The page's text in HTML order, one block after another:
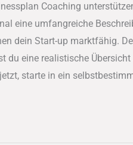
Coaching
eine umfangreiche
dein Start-up marktfähig.
du eine realistische
starte in ein